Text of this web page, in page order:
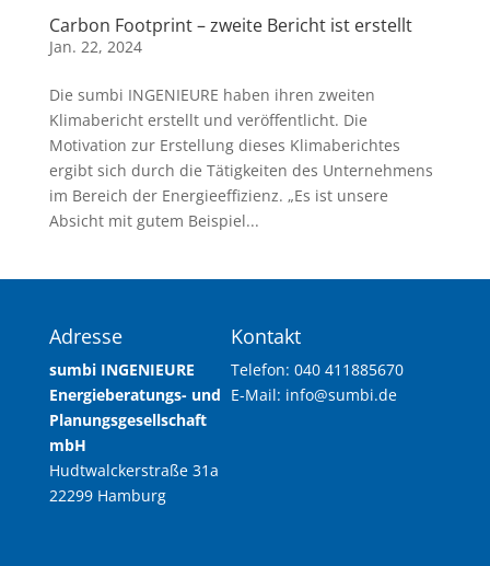
Carbon Footprint – zweite Bericht ist erstellt
Jan. 22, 2024
Die sumbi INGENIEURE haben ihren zweiten
Klimabericht erstellt und veröffentlicht. Die
Motivation zur Erstellung dieses Klimaberichtes
ergibt sich durch die Tätigkeiten des Unternehmens
im Bereich der Energieeffizienz. „Es ist unsere
Absicht mit gutem Beispiel...
Adresse
sumbi INGENIEURE
Energieberatungs- und
Planungsgesellschaft
mbH
Hudtwalckerstraße 31a
22299 Hamburg
Kontakt
Telefon: 040 411885670
E-Mail: info@sumbi.de